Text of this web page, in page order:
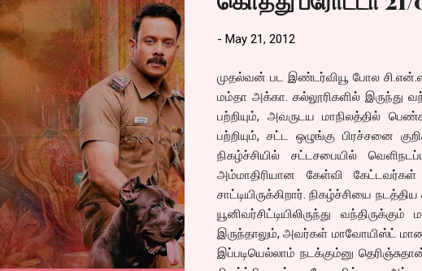
- May 21, 2012
முதல்வன் பட இண்டர்வியூ போல சி.என்.என் -
மம்தா அக்கா. கல்லூரிகளில்
பற்றியும், அவருடய மாநிலத்தில்
பற்றியும், சட்ட ஒழுங்கு பிரச்சனை
நிகழ்ச்சியில் சட்டசபையில்
அம்மாதிரியான கேள்வி
சாட்டியிருக்கிறார். நிகழ்ச்சியை
யூனிவர்சிட்டியிலிருந்து
இருந்தாலும், அவர்கள் மாவோயிஸ்ட்
இப்படியெல்லாம் நடக்கும்னு